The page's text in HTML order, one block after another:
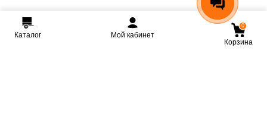
Каталог Мой кабинет
0
Корзина